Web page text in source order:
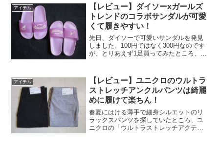
アに限らず、冬の洗濯物が乾きにくい時
期に使ったり、プールやフ...
アイテム
【レビュー】ダイソーxガールズ
トレンドのコラボサンダルが可愛
くて履きやすい！
先日、ダイソーで可愛いサンダルを発見
しました。100円ではなく300円なのです
が、とりあえず1足買ってみたところ、は
サンダルは、ダイソー×フリュー
『GIRLS'TRE...
アイテム
【レビュー】ユニクロのウルトラ
ストレッチアンクルパンツは綺麗
めに履けて楽ちん！
春夏にはける薄手で細身シルエットのリ
ラックスパンツを探していたところ、ユ
ニクロの「ウルトラストレッチアクティ